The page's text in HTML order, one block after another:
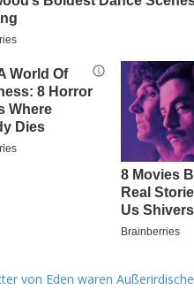
von Eden waren Außerirdische